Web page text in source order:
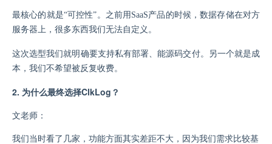
最核心的就是“可控性”。之前用SaaS产品的时候，数据存储在对方
服务器上，很多东西我们无法自定义。
这次选型我们就明确要支持私有部署、能源码交付。另一个就是成
本，我们不希望被反复收费。
2. 为什么最终选择ClkLog？
文老师：
我们当时看了几家，功能方面其实差距不大，因为我们需求比较基